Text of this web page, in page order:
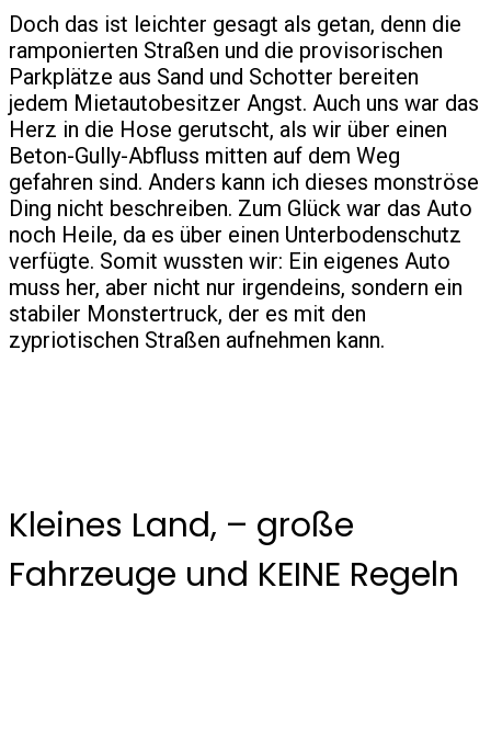
Doch das ist leichter gesagt als getan, denn die
ramponierten Straßen und die provisorischen
Parkplätze aus Sand und Schotter bereiten
jedem Mietautobesitzer Angst. Auch uns war das
Herz in die Hose gerutscht, als wir über einen
Beton-Gully-Abfluss mitten auf dem Weg
gefahren sind. Anders kann ich dieses monströse
Ding nicht beschreiben. Zum Glück war das Auto
noch Heile, da es über einen Unterbodenschutz
verfügte. Somit wussten wir: Ein eigenes Auto
muss her, aber nicht nur irgendeins, sondern ein
stabiler Monstertruck, der es mit den
zypriotischen Straßen aufnehmen kann.
Kleines Land, – große
Fahrzeuge und KEINE Regeln